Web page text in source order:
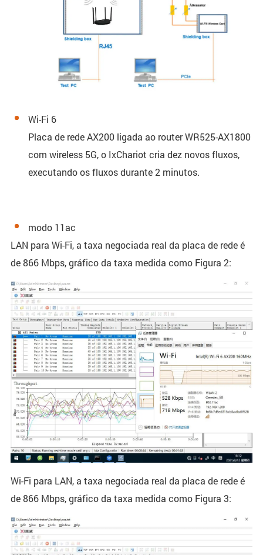
Wi-Fi 6
Placa de rede AX200 ligada ao router WR525-AX1800
com wireless 5G, o IxChariot cria dez novos fluxos,
executando os fluxos durante 2 minutos.
modo 11ac
LAN para Wi-Fi, a taxa negociada real da placa de rede é
de 866 Mbps, gráfico da taxa medida como Figura 2:
Wi-Fi para LAN, a taxa negociada real da placa de rede é
de 866 Mbps, gráfico da taxa medida como Figura 3: